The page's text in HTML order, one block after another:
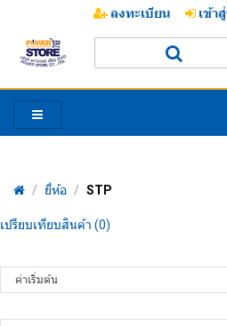
ลงทะเบียน เข้า
/ ยี่ห้อ / STP
เปรียบเทียบสินค้า (0)